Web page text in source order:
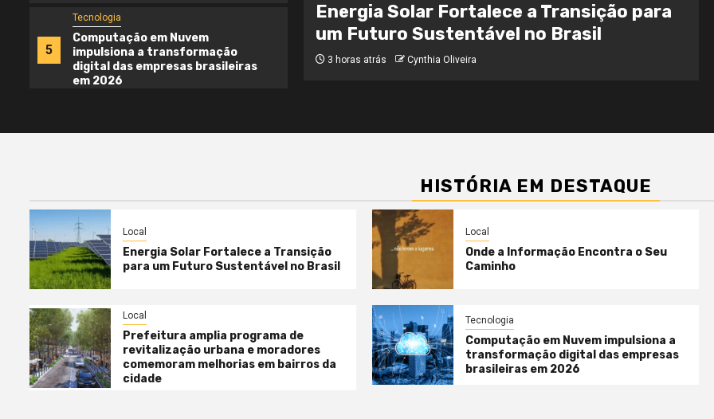
5
Tecnologia
Computação em Nuvem
impulsiona a transformação
digital das empresas brasileiras
em 2026
Energia Solar Fortalece a Transição para
um Futuro Sustentável no Brasil
3 horas atrás Cynthia Oliveira
HISTÓRIA EM DESTAQUE
Local
Energia Solar Fortalece a Transição
para um Futuro Sustentável no Brasil
Local
Onde a Informação Encontra o Seu
Caminho
Local
Prefeitura amplia programa de
revitalização urbana e moradores
comemoram melhorias em bairros da
cidade
Tecnologia
Computação em Nuvem impulsiona a
transformação digital das empresas
brasileiras em 2026